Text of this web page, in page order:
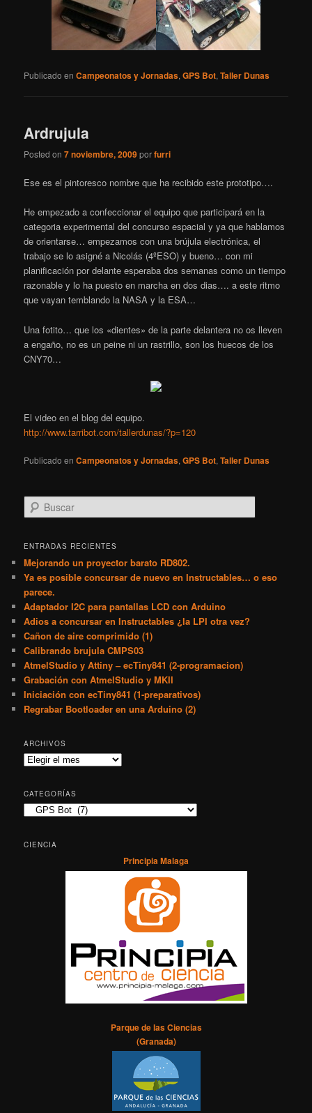
Publicado en Campeonatos y Jornadas,GPS Bot,Taller Dunas
Ardrujula
Posted on7 noviembre, 2009porfurri
Ese es el pintoresco nombre que ha recibido este prototipo….
He empezado a confeccionar el equipo que participará en la
categoria experimental del concurso espacial y ya que hablamos
de orientarse… empezamos con una brújula electrónica, el
trabajo se lo asigné a Nicolás (4ºESO) y bueno… con mi
planificación por delante esperaba dos semanas como un tiempo
razonable y lo ha puesto en marcha en dos dias…. a este ritmo
que vayan temblando la NASA y la ESA…
Una fotito… que los «dientes» de la parte delantera no os lleven
a engaño, no es un peine ni un rastrillo, son los huecos de los
CNY70…
El video en el blog del equipo.
http://www.tarribot.com/tallerdunas/?p=120
Publicado en Campeonatos y Jornadas,GPS Bot,Taller Dunas
u
c
r
ENTRADAS RECIENTES
Mejorando un proyector barato RD802.
Ya es posible concursar de nuevo en Instructables… o eso
parece.
Adaptador I2C para pantallas LCD con Arduino
Adios a concursar en Instructables ¿la LPI otra vez?
Cañon de aire comprimido (1)
Calibrando brujula CMPS03
AtmelStudio y Attiny – ecTiny841 (2-programacion)
Grabación con AtmelStudio y MKII
Iniciación con ecTiny841 (1-preparativos)
Regrabar Bootloader en una Arduino (2)
ARCHIVOS
Archivos
CATEGORÍAS
Categorías
CIENCIA
Principia Malaga
Parque de las Ciencias
(Granada)